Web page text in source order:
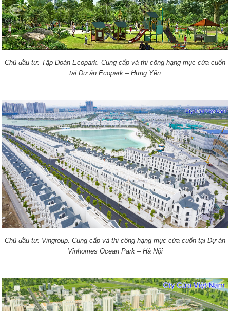
Chủ đầu tư: Tập Đoàn Ecopark. Cung cấp và thi công hạng mục cửa cuốn
tại Dự án Ecopark – Hưng Yên
Chủ đầu tư: Vingroup. Cung cấp và thi công hạng mục cửa cuốn tại Dự án
Vinhomes Ocean Park – Hà Nội